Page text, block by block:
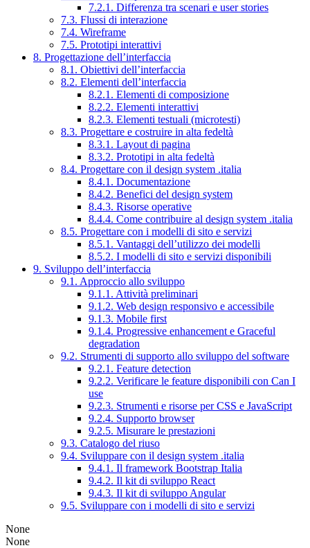
7.2.1. Differenza tra scenari e user stories
7.3. Flussi di interazione
7.4. Wireframe
7.5. Prototipi interattivi
8. Progettazione dell’interfaccia
8.1. Obiettivi dell’interfaccia
8.2. Elementi dell’interfaccia
8.2.1. Elementi di composizione
8.2.2. Elementi interattivi
8.2.3. Elementi testuali (microtesti)
8.3. Progettare e costruire in alta fedeltà
8.3.1. Layout di pagina
8.3.2. Prototipi in alta fedeltà
8.4. Progettare con il design system .italia
8.4.1. Documentazione
8.4.2. Benefici del design system
8.4.3. Risorse operative
8.4.4. Come contribuire al design system .italia
8.5. Progettare con i modelli di sito e servizi
8.5.1. Vantaggi dell’utilizzo dei modelli
8.5.2. I modelli di sito e servizi disponibili
9. Sviluppo dell’interfaccia
9.1. Approccio allo sviluppo
9.1.1. Attività preliminari
9.1.2. Web design responsivo e accessibile
9.1.3. Mobile first
9.1.4. Progressive enhancement e Graceful
degradation
9.2. Strumenti di supporto allo sviluppo del software
9.2.1. Feature detection
9.2.2. Verificare le feature disponibili con Can I
use
9.2.3. Strumenti e risorse per CSS e JavaScript
9.2.4. Supporto browser
9.2.5. Misurare le prestazioni
9.3. Catalogo del riuso
9.4. Sviluppare con il design system .italia
9.4.1. Il framework Bootstrap Italia
9.4.2. Il kit di sviluppo React
9.4.3. Il kit di sviluppo Angular
9.5. Sviluppare con i modelli di sito e servizi
None
None